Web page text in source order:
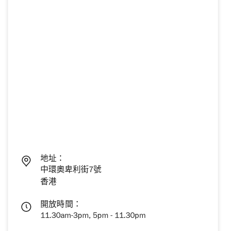
地址：
中環奧卑利街7號
香港
開放時間：
11.30am-3pm, 5pm - 11.30pm